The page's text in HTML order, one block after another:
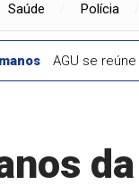
Saúde Polícia
moderadas a